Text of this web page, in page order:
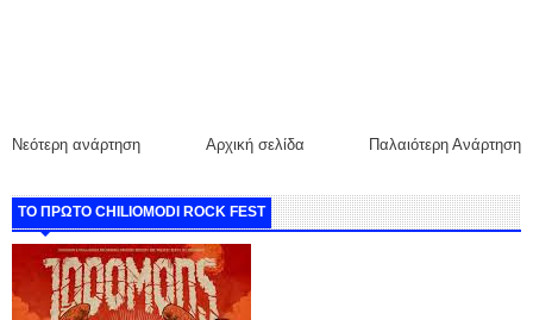
Νεότερη ανάρτηση Παλαιότερη Ανάρτηση
Αρχική σελίδα
ΤΟ ΠΡΩΤΟ CHILIOMODI ROCK FEST